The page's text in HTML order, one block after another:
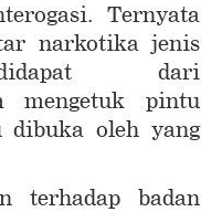
Ternyata
narkotika jenis
dari
mengetuk pintu
dibuka oleh yang
terhadap badan